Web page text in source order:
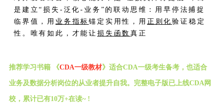
是建立“损失-泛化-业务”的联动思维：用早停法捕捉
临界值，用 业务指标锚定实用性，用 正则化验证稳定
性。唯有如此，才能让损失函数真正
推荐学习书籍 《CDA一级教材》适合CDA一级考生备考，也适合
业务及数据分析岗位的从业者提升自我。完整电子版已上线CDA网
校，累计已有10万+在读~ !